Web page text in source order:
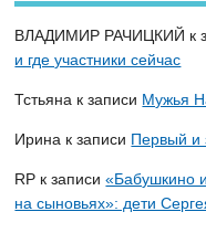
ВЛАДИМИР РАЧИЦКИЙ к
и где участники сейчас
Тстьяна к записи Мужья
Ирина к записи Первый и
RP к записи«Бабушкино
на сыновьях»: дети